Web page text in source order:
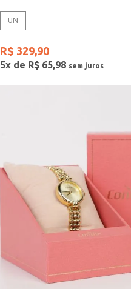
UN
R$ 329,90
5x de R$ 65,98